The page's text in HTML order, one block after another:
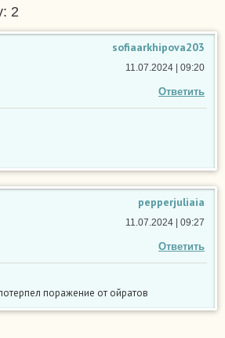
2
sofiaarkhipova203
Ответить
11.07.2024 | 09:20
pepperjuliaia
Ответить
11.07.2024 | 09:27
поражение от ойратов